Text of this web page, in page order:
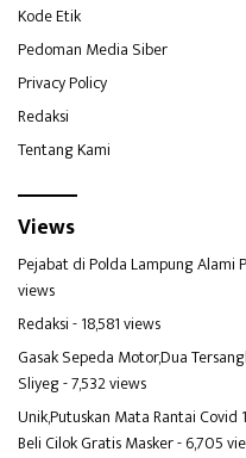
Kode Etik
Pedoman Media Siber
Privacy Policy
Redaksi
Tentang Kami
Views
Pejabat di Polda Lampung Alami
views
Redaksi- 18,581 views
Gasak Sepeda Motor,Dua
Sliyeg- 7,532 views
Unik,Putuskan Mata Rantai
Beli Cilok Gratis Masker- 6,705